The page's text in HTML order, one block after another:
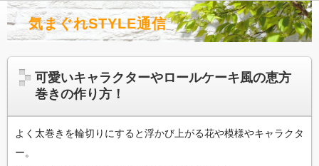
気まぐれSTYLE通信
可愛いキャラクターやロールケーキ風の恵方
巻きの作り方！
よく太巻きを輪切りにすると浮かび上がる花や模様やキャラクタ
ー。